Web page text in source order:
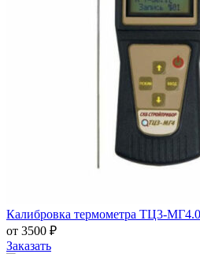
Калибровка термометра ТЦ3-
от 3500 ₽
Заказать